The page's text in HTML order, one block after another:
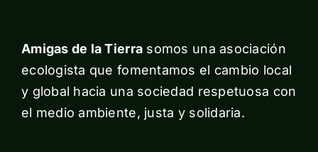
Amigas de la Tierra somos una asociación
ecologista que fomentamos el cambio local
y global hacia una sociedad respetuosa con
el medio ambiente, justa y solidaria.